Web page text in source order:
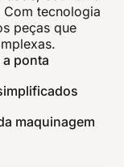
tecnologia
peças que
ponta
maquinagem